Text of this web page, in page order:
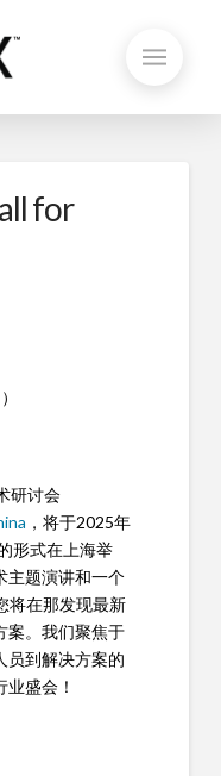
for
）
研讨会
，将于2025年
形式在上海举
主题演讲和一个
将在那发现最新
案。我们聚焦于
员到解决方案的
盛会！